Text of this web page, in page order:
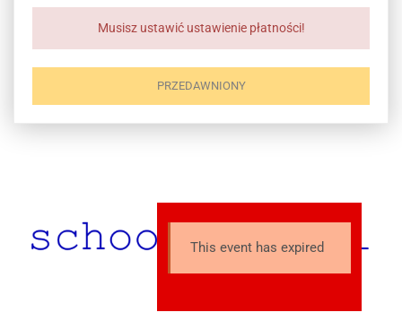
Musisz ustawić ustawienie płatności!
PRZEDAWNIONY
This event has expired